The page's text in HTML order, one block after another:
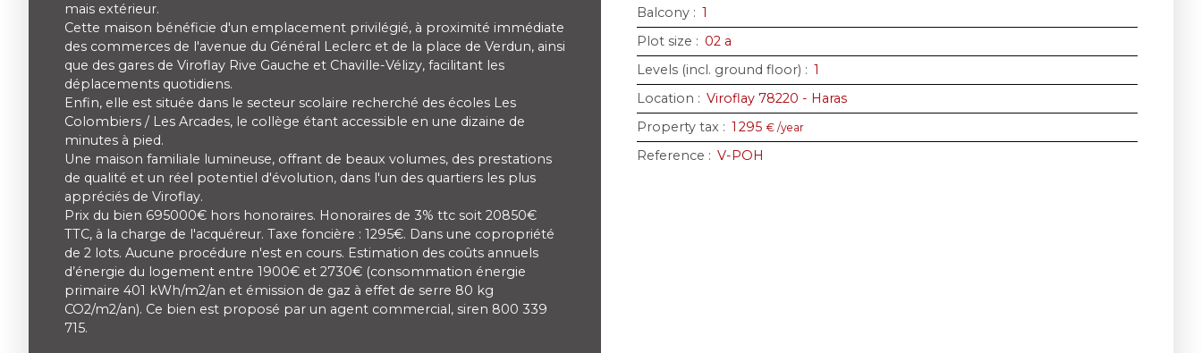
mais extérieur.
Cette maison bénéficie d'un emplacement privilégié, à proximité immédiate
des commerces de l'avenue du Général Leclerc et de la place de Verdun, ainsi
que des gares de Viroflay Rive Gauche et Chaville-Vélizy, facilitant les
déplacements quotidiens.
Enfin, elle est située dans le secteur scolaire recherché des écoles Les
Colombiers / Les Arcades, le collège étant accessible en une dizaine de
minutes à pied.
Une maison familiale lumineuse, offrant de beaux volumes, des prestations
de qualité et un réel potentiel d'évolution, dans l'un des quartiers les plus
appréciés de Viroflay.
Prix du bien 695000€ hors honoraires. Honoraires de 3% ttc soit 20850€
TTC, à la charge de l'acquéreur. Taxe foncière : 1295€. Dans une copropriété
de 2 lots. Aucune procédure n'est en cours. Estimation des coûts annuels
d’énergie du logement entre 1900€ et 2730€ (consommation énergie
primaire 401 kWh/m2/an et émission de gaz à effet de serre 80 kg
CO2/m2/an). Ce bien est proposé par un agent commercial, siren 800 339
715.
Balcony : 1
Plot size : 02 a
Levels (incl. ground floor) : 1
Location : Viroflay 78220 - Haras
Property tax : 1 295 € /year
Reference : V-POH